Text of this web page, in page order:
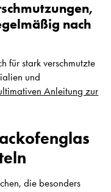
nach
für stark verschmutzte
und
Anleitung zur
die besonders